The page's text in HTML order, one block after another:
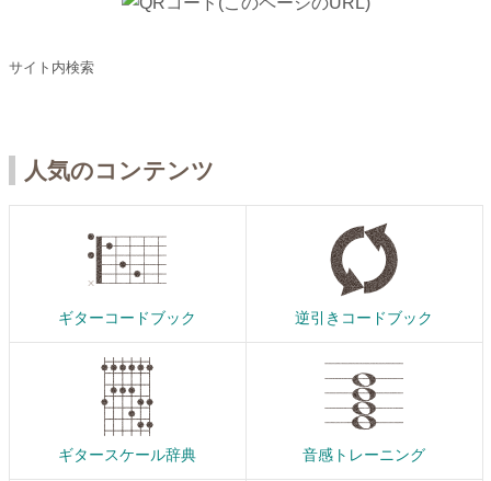
サイト内検索
人気のコンテンツ
ギターコードブック 逆引きコードブック
ギタースケール辞典 音感トレーニング